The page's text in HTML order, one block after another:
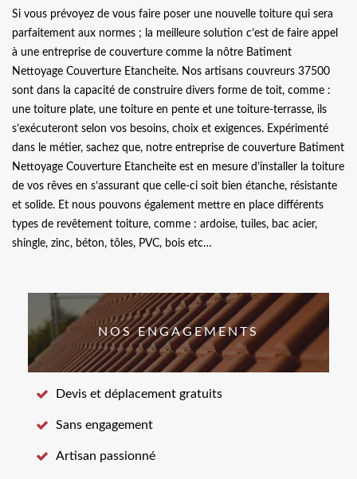
Si vous prévoyez de vous faire poser une nouvelle toiture qui sera
parfaitement aux normes ; la meilleure solution c’est de faire appel
à une entreprise de couverture comme la nôtre Batiment
Nettoyage Couverture Etancheite. Nos artisans couvreurs 37500
sont dans la capacité de construire divers forme de toit, comme :
une toiture plate, une toiture en pente et une toiture-terrasse, ils
s’exécuteront selon vos besoins, choix et exigences. Expérimenté
dans le métier, sachez que, notre entreprise de couverture Batiment
Nettoyage Couverture Etancheite est en mesure d’installer la toiture
de vos rêves en s’assurant que celle-ci soit bien étanche, résistante
et solide. Et nous pouvons également mettre en place différents
types de revêtement toiture, comme : ardoise, tuiles, bac acier,
shingle, zinc, béton, tôles, PVC, bois etc…
NOS ENGAGEMENTS
Devis et déplacement gratuits
Sans engagement
Artisan passionné